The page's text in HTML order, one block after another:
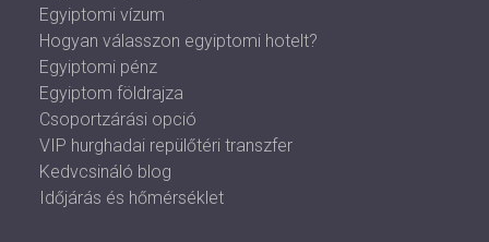
Egyiptomi vízum
Hogyan válasszon egyiptomi hotelt?
Egyiptomi pénz
Egyiptom földrajza
Csoportzárási opció
VIP hurghadai repülőtéri transzfer
Kedvcsináló blog
Időjárás és hőmérséklet